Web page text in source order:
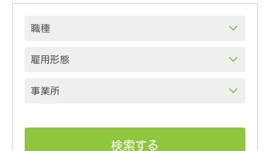
職種
雇用形態
事業所